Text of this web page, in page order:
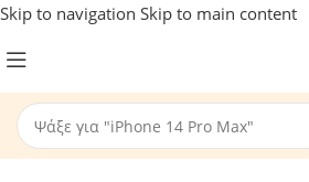
Skip to navigation Skip to main content